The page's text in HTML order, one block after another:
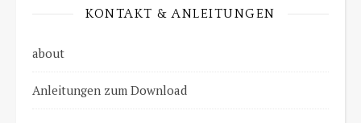
KONTAKT & ANLEITUNGEN
about
Anleitungen zum Download